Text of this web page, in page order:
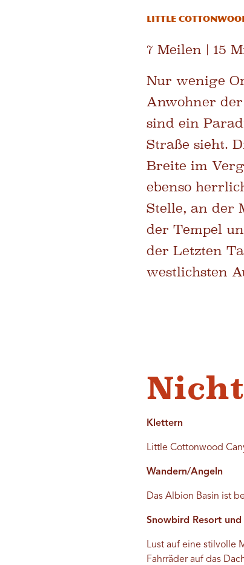
Little
7 Meilen | 15
Nur wenige
Anwohner
sind ein
Straße sieht.
Breite im
ebenso
Stelle, an der
der Tempel
der Letzten
westlichsten
Klettern
Little Cottonwood
Wandern/Angeln
Das Albion Basin ist
Snowbird Resort
Lust auf eine stilvolle
Fahrräder auf das